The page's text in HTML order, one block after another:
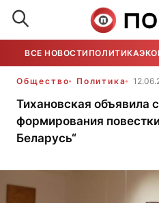
ВСЕ НОВОСТИ ПОЛИТИКА
Общество Политика
Тихановская объявила
формирования
Беларусь“